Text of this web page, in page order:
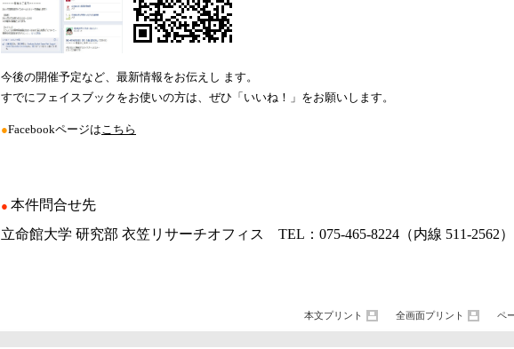
今後の開催予定など、最新情報をお伝えし ます。
すでにフェイスブックをお使いの方は、ぜひ「いいね！」をお願いします。
●Facebookページはこちら
● 本件問合せ先
立命館大学 研究部 衣笠リサーチオフィス TEL ：075-465-8224（内線 511-2562）
本文プリント 全画面プリント ペ